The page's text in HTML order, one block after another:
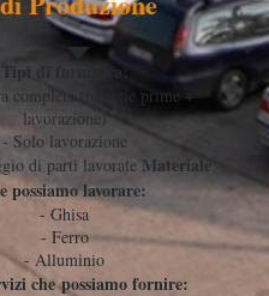
Tipi di fornitura:
completa (materie prime +
lavorazione)
- Solo lavorazione
di parti lavorate Materiale
possiamo lavorare:
- Ghisa
- Ferro
- Alluminio
che possiamo fornire: